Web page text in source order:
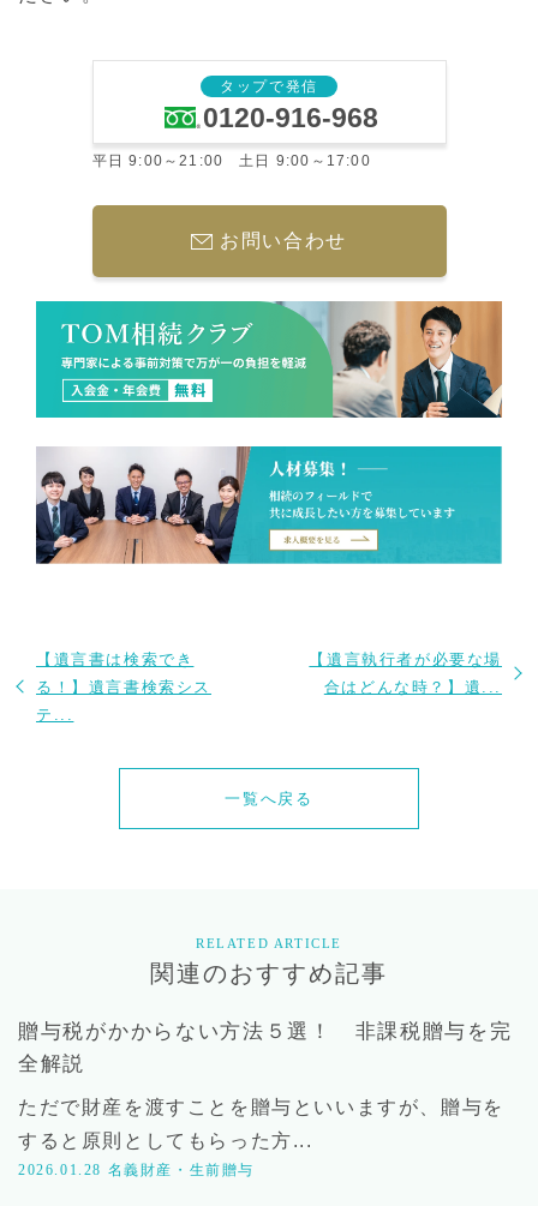
タップで発信
0120-916-968
平日 9:00～21:00 土日 9:00～17:00
お問い合わせ
【遺言書は検索でき
る！】遺言書検索シス
テ...
一覧へ戻る
【遺言執行者が必要な場
合はどんな時？】遺...
RELATED ARTICLE
関連のおすすめ記事
贈与税がかからない方法５選！ 非課税贈与を完
全解説
ただで財産を渡すことを贈与といいますが、贈与を
すると原則としてもらった方...
2026.01.28 名義財産・生前贈与